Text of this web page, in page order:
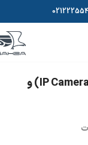
معرفی دوربین مداربسته تحت شبکه (IP Camera) و